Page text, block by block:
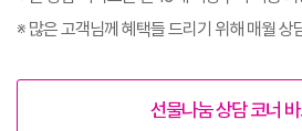
※ 많은 고객님께 혜택들 드리기 위해 매월 상
선물나눔 상담 코너 바